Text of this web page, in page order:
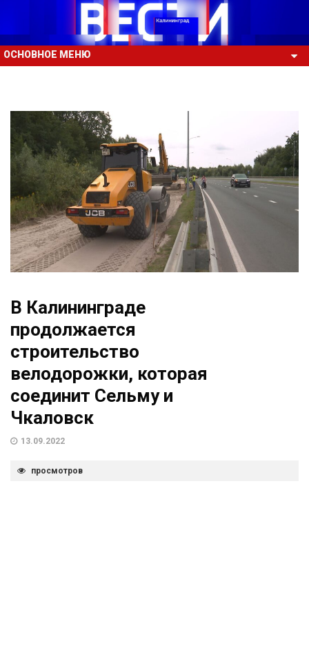
ОСНОВНОЕ МЕНЮ
В Калининграде
продолжается
строительство
велодорожки, которая
соединит Сельму и
Чкаловск
13.09.2022
просмотров